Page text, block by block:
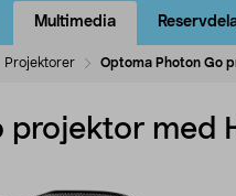
Multimedia
Projektorer Optoma Photon Go
med